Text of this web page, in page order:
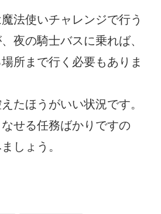
法使いチャレンジで行う
夜の騎士バスに乗れば、
所まで行く必要もありま
たほうがいい状況です。
せる任務ばかりですの
しょう。